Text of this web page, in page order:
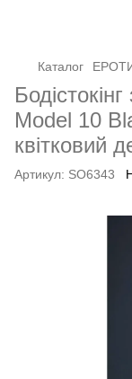
Каталог
Model 10
квітковий
Артикул: SO6343